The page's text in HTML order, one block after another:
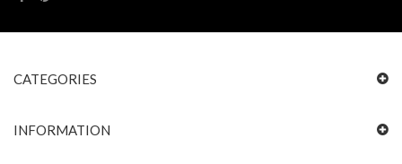
CATEGORIES
INFORMATION